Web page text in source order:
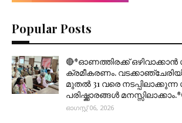
Popular Posts
🔴*ഓണത്തിരക്ക്
ക്രമീകരണം.
മുതല്‍ 31 വരെ
പരിഷ്ക്കാരങ്ങൾ
ഓഗസ്റ്റ് 06, 2026